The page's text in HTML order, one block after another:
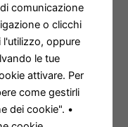
comunicazione
o clicchi
oppure
le tue
attivare. Per
come gestirli
dei cookie". •